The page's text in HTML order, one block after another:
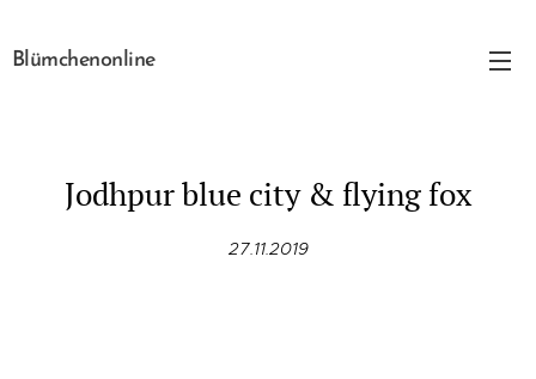
Blümchenonline
Jodhpur blue city & flying fox
27.11.2019